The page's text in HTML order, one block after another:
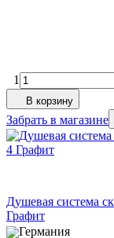
1
В корзину
Забрать в магазине
Душевая система
Графит
Германия